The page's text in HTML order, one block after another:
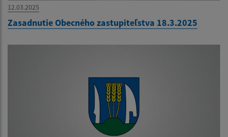
12.03.2025
Zasadnutie Obecného zastupiteľstva 18.3.2025